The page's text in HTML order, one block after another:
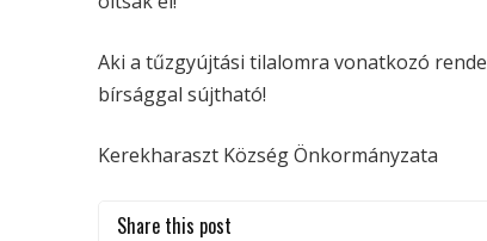
Aki a tűzgyújtási tilalomra vonatkozó
bírsággal sújtható!
Kerekharaszt Község Önkormányzata
Share this post